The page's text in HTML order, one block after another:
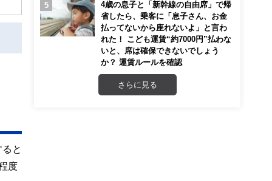
と
度
4歳の息子と「新幹線の自由席」で帰
省したら、乗客に「息子さん、お金
払ってないから座れないよ」と言わ
れた！ こども運賃“約7000円”払わな
いと、席は確保できないでしょう
か？ 運賃ルールを確認
さらに見る